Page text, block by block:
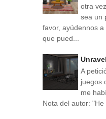
otra
sea un
favor, ayúdennos
que pued...
Unravel
A
juegos
me
Nota del autor: